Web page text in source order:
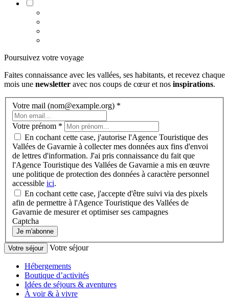
Poursuivez votre voyage
Faites connaissance avec les vallées, ses habitants, et recevez chaque
mois une newsletter avec nos coups de cœur et nos inspirations.
Votre mail (nom@example.org) *
Votre prénom *
En cochant cette case, j'autorise l'Agence Touristique des
Vallées de Gavarnie à collecter mes données aux fins d'envoi
de lettres d'information. J'ai pris connaissance du fait que
l'Agence Touristique des Vallées de Gavarnie a mis en œuvre
une politique de protection des données à caractère personnel
accessible ici.
En cochant cette case, j'accepte d'être suivi via des pixels
afin de permettre à l'Agence Touristique des Vallées de
Gavarnie de mesurer et optimiser ses campagnes
Captcha
Je m'abonne
Votre séjour Votre séjour
Hébergements
Boutique d’activités
Idées de séjours & aventures
À voir & à vivre